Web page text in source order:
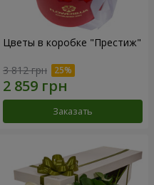
Цветы в коробке "Престиж"
3 812 грн
Заказать